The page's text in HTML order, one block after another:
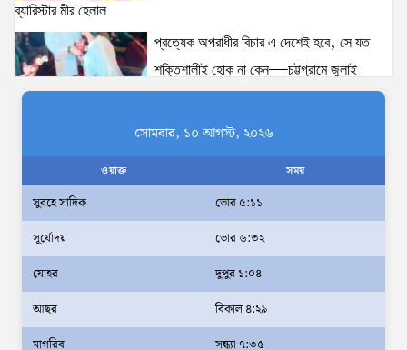
ব্যারিস্টার মীর হেলাল
প্রত্যেক অপরাধীর বিচার এ দেশেই হবে, সে যত
শক্তিশালীই হোক না কেন—চট্টগ্রামে জুলাই
গণঅভ্যুত্থান দিবসে প্রতিমন্ত্রী ব্যারিস্টার মীর হেলাল
ঢাকাকে পরিবেশবান্ধব ও বাসযোগ্য করতে সরকারের
পাশাপাশি নাগরিকদের দায়িত্বশীল ভূমিকা পালন
করতে হবে: স্থানীয় সরকার প্রতিমন্ত্রী মীর শাহে আলম
সেবক: ভূমি প্রতিমন্ত্রী ব্যারিস্টার মীর হেলাল
অহেতুক প্রকল্প নয়, পাহাড়িদের জীবনমান উন্নয়নে
বাস্তবভিত্তিক কার্যকর উদ্যোগ নেয়ার আহ্বান
পার্বত্য প্রতিমন্ত্রীর
সোমবার, ১০ আগস্ট, ২০২৬
ওয়াক্ত সময়
সুবহে সাদিক
ভোর ৫:১১
সূর্যোদয়
ভোর ৬:৩২
যোহর
দুপুর ১:০৪
আছর
বিকাল ৪:২৯
মাগরিব
সন্ধ্যা ৭:৩৫